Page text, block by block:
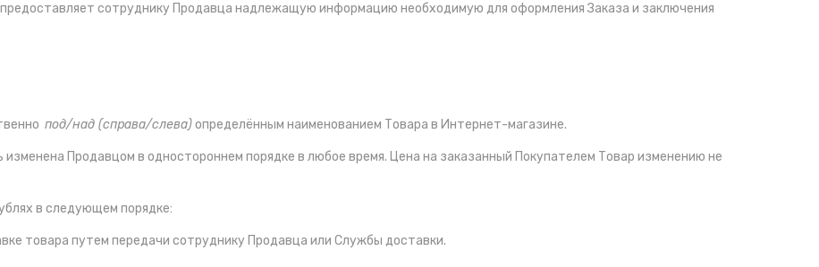
сотруднику Продавца надлежащую информацию необходимую для оформления Заказа и заключения
под/над (справа/слева)определённым наименованием Товара в Интернет-магазине.
Продавцом в одностороннем порядке в любое время. Цена на заказанный Покупателем Товар изменению не
в следующем порядке:
товара путем передачи сотруднику Продавца или Службы доставки.